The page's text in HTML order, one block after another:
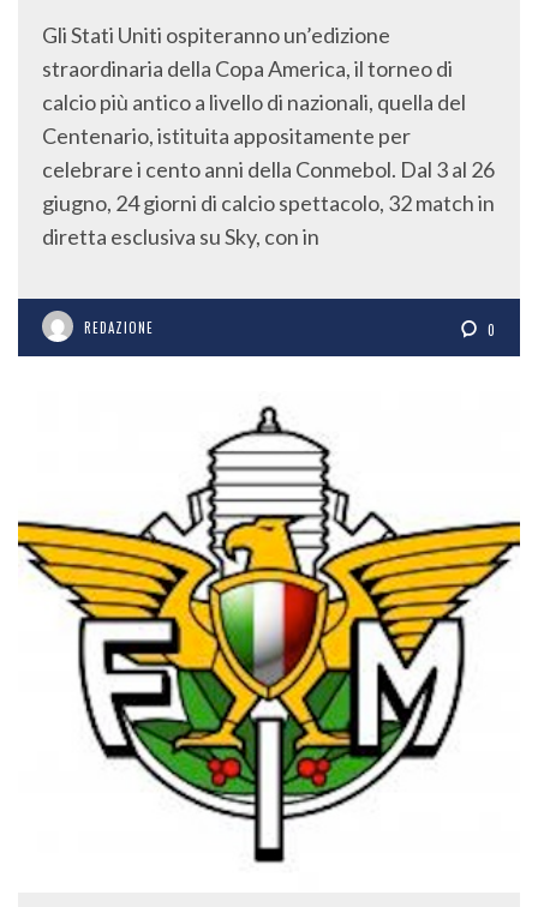
Gli Stati Uniti ospiteranno un’edizione
straordinaria della Copa America, il torneo di
calcio più antico a livello di nazionali, quella del
Centenario, istituita appositamente per
celebrare i cento anni della Conmebol. Dal 3 al 26
giugno, 24 giorni di calcio spettacolo, 32 match in
diretta esclusiva su Sky, con in
REDAZIONE 0